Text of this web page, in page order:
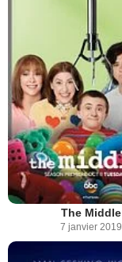
The Middle
7 janvier 2019